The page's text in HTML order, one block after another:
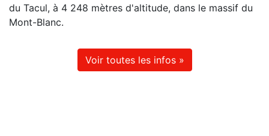
du Tacul, à 4 248 mètres d'altitude, dans le massif du
Mont-Blanc.
Voir toutes les infos »